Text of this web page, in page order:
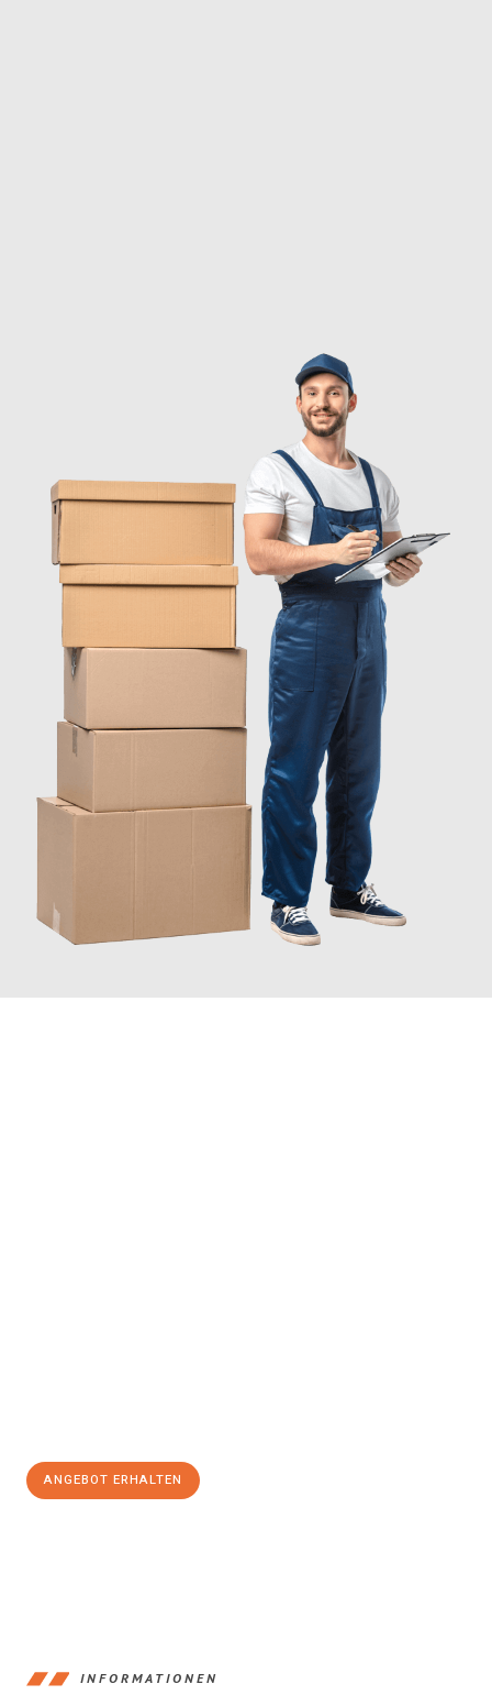
ANGEBOT ERHALTEN
INFORMATIONEN